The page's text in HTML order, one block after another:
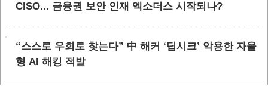
CISO... 금융권 보안 인재 엑소더스 시작되나?
“스스로 우회로 찾는다” 中 해커 ‘딥시크’ 악용한 자율
형 AI 해킹 적발